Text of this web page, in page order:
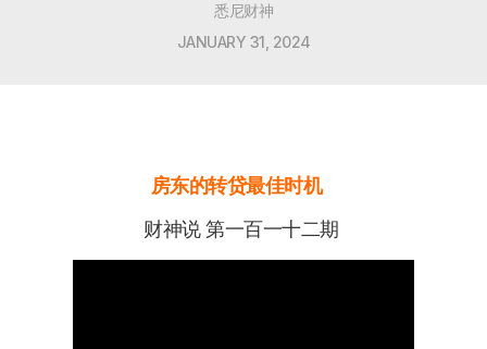
悉尼财神
JANUARY 31, 2024
房东的转贷最佳时机
财神说 第一百一十二期